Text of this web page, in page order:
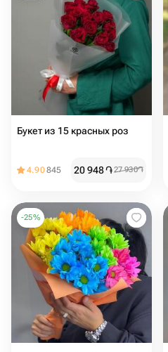
Букет из 15 красных роз
4.90845 20 948֏27 930֏
-25%